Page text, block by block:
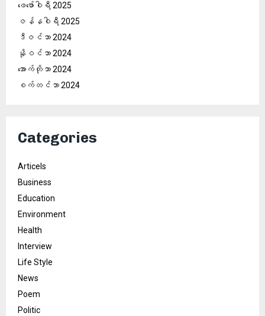
ဖေ‌ဖော်ဝါရီ 2025
ဇန်နဝါရီ 2025
ဒီဇင်ဘာ 2024
နိုဝင်ဘာ 2024
အောက်တိုဘာ 2024
စက်တင်ဘာ 2024
Categories
Articels
Business
Education
Environment
Health
Interview
Life Style
News
Poem
Politic